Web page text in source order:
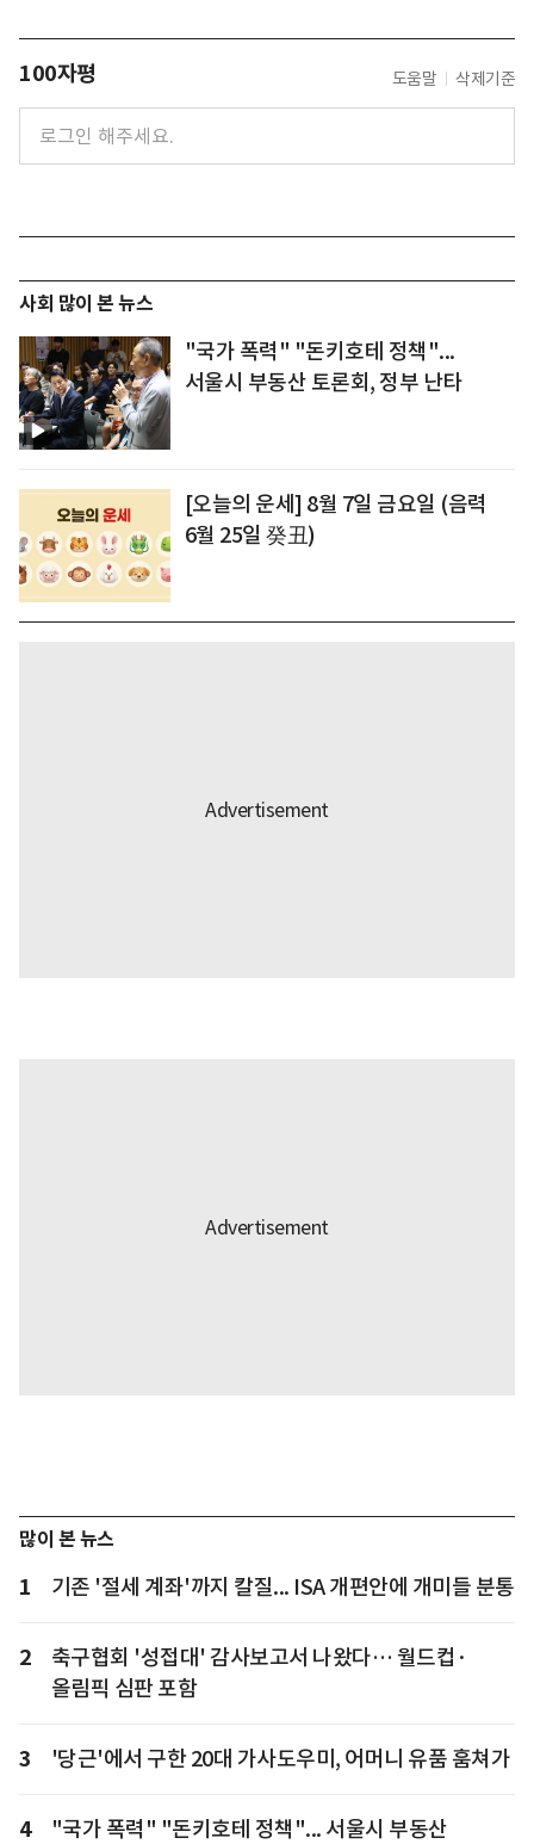
100자평 도움말 삭제기준
사회 많이 본 뉴스
"국가 폭력" "돈키호테 정책"...
서울시 부동산 토론회, 정부 난타
[오늘의 운세] 8월 7일 금요일 (음력
6월 25일 癸丑)
많이 본 뉴스
1 기존 '절세 계좌'까지 칼질... ISA 개편안에 개미들 분통
2
축구협회 '성접대' 감사보고서 나왔다… 월드컵·
올림픽 심판 포함
3 '당근'에서 구한 20대 가사도우미, 어머니 유품 훔쳐가
4
"국가 폭력" "돈키호테 정책"... 서울시 부동산